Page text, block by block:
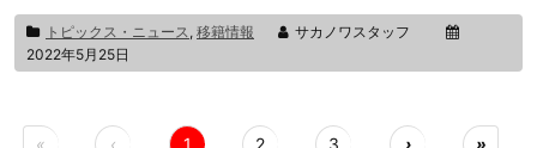
トピックス・ニュース, 移籍情報
サカノワスタッフ
2022年5月25日
« ‹ 1 2 3 › »